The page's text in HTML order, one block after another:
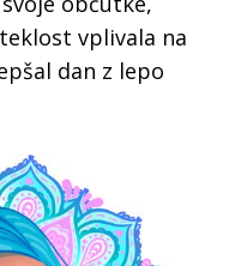
vplivala na
dan z lepo